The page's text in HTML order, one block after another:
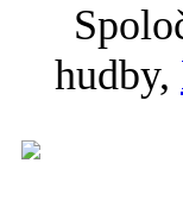
hudby,